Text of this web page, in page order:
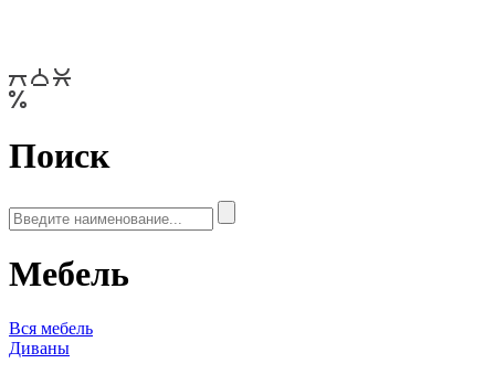
Поиск
Мебель
Вся мебель
Диваны